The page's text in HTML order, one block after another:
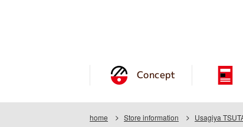
Concept
home Store information Usagiya